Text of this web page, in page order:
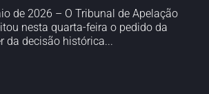
de 2026 – O Tribunal de Apelação
nesta quarta-feira o pedido da
da decisão histórica...